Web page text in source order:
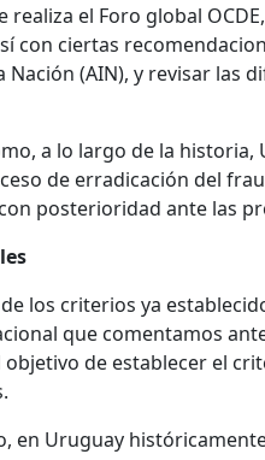
realiza el Foro global
con ciertas
(AIN), y revisar las
a lo largo de la
de erradicación del
posterioridad ante las
los criterios ya
que comentamos
de establecer el
en Uruguay